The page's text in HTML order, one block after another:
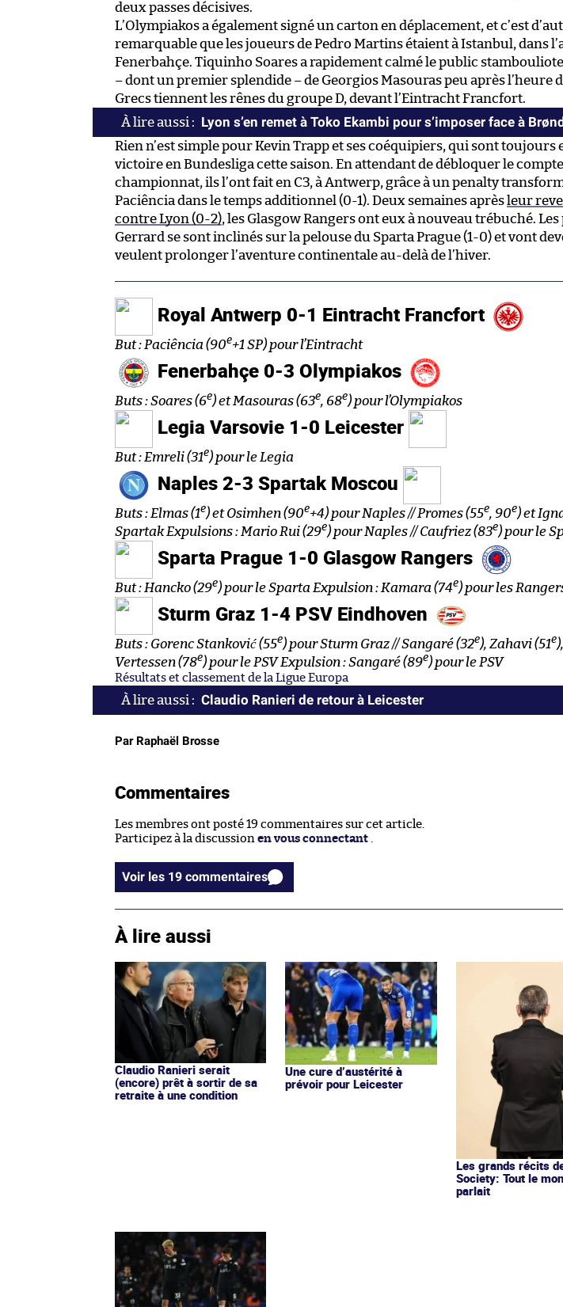
deux passes décisives.
L’Olympiakos a également signé un carton en déplacement, et c’est
remarquable que les joueurs de Pedro Martins étaient à Istanbul, dans
Fenerbahçe. Tiquinho Soares a rapidement calmé le public
– dont un premier splendide – de Georgios Masouras peu après l’heure
Grecs tiennent les rênes du groupe D, devant l’Eintracht Francfort.
Lyon s’en remet à Toko Ekambi pour s’imposer face à
Rien n’est simple pour Kevin Trapp et ses coéquipiers, qui sont toujours
victoire en Bundesliga cette saison. En attendant de débloquer le
championnat, ils l’ont fait en C3, à Antwerp, grâce à un penalty
Paciência dans le temps additionnel (0-1). Deux semaines après leur
contre Lyon (0-2), les Glasgow Rangers ont eux à nouveau trébuché. Les
Gerrard se sont inclinés sur la pelouse du Sparta Prague (1-0) et vont
veulent prolonger l’aventure continentale au-delà de l’hiver.
Royal Antwerp 0-1 Eintracht Francfort
But : Paciência (90e+1 SP) pour l’Eintracht
Fenerbahçe 0-3 Olympiakos
Buts : Soares (6e) et Masouras (63e, 68e) pour l’Olympiakos
Legia Varsovie 1-0 Leicester
But : Emreli (31e) pour le Legia
Naples 2-3 Spartak Moscou
Buts : Elmas (1e) et Osimhen (90e+4) pour Naples // Promes (55e, 90e) et
Spartak Expulsions : Mario Rui (29e) pour Naples // Caufriez (83e) pour le
Sparta Prague 1-0 Glasgow Rangers
But : Hancko (29e) pour le Sparta Expulsion : Kamara (74e) pour les
Sturm Graz 1-4 PSV Eindhoven
Buts : Gorenc Stanković (55e) pour Sturm Graz // Sangaré (32e), Zahavi (51e
Vertessen (78e) pour le PSV Expulsion : Sangaré (89e) pour le PSV
Résultats et classement de la Ligue Europa
Claudio Ranieri de retour à Leicester
Par Raphaël Brosse
Commentaires
Les membres ont posté 19 commentaires sur cet article.
Participez à la discussion en vous connectant .
Voir les 19 commentaires
À lire aussi
Claudio Ranieri serait
(encore) prêt à sortir de sa
retraite à une condition
Une cure d’austérité à
prévoir pour Leicester
Les grands récits
Society: Tout le
parlait